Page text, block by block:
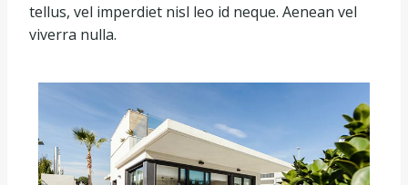
tellus, vel imperdiet nisl leo id neque. Aenean vel
viverra nulla.